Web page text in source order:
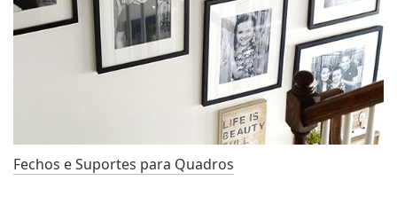
Fechos e Suportes para Quadros